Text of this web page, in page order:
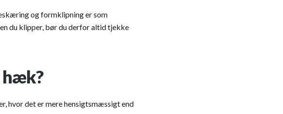
og formklipning er som
du klipper, bør du derfor altid tjekke
hæk?
hvor det er mere hensigtsmæssigt end